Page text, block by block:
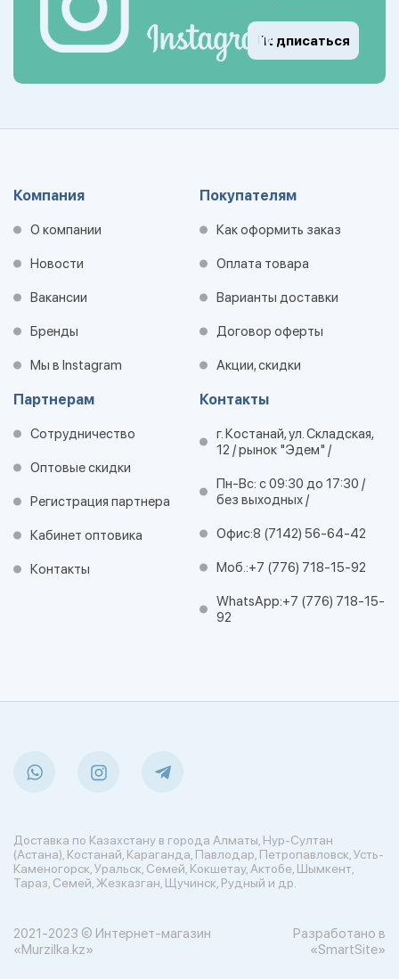
Подписаться
Компания
О компании
Новости
Вакансии
Бренды
Мы в Instagram
Покупателям
Как оформить заказ
Оплата товара
Варианты доставки
Договор оферты
Акции, скидки
Партнерам
Сотрудничество
Оптовые скидки
Регистрация партнера
Кабинет оптовика
Контакты
Контакты
г. Костанай, ул. Складская,
12 / рынок "Эдем" /
Пн-Вс: с 09:30 до 17:30 /
без выходных /
Офис:8 (7142) 56-64-42
Моб.:+7 (776) 718-15-92
WhatsApp:+7 (776) 718-15-
92
Доставка по Казахстану в города Алматы, Нур-Султан
(Астана), Костанай, Караганда, Павлодар, Петропавловск, Усть-
Каменогорск, Уральск, Семей, Кокшетау, Актобе, Шымкент,
Тараз, Семей, Жезказган, Щучинск, Рудный и др.
2021-2023 © Интернет-магазин
«Murzilka.kz»
Разработано в
«SmartSite»